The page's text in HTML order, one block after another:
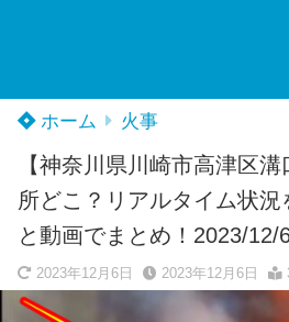
ホーム 火事
【神奈川県川崎市高津区
所どこ？リアルタイム状況
と動画でまとめ！2023/12/
2023年12月6日 2023年12月6日